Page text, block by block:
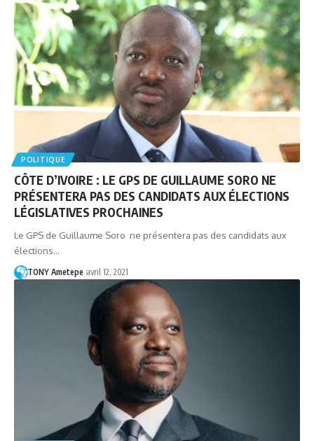
POLITIQUE
CÔTE D’IVOIRE : LE GPS DE GUILLAUME SORO NE
PRÉSENTERA PAS DES CANDIDATS AUX ÉLECTIONS
LÉGISLATIVES PROCHAINES
Le GPS de Guillaume Soro ne présentera pas des candidats aux
élections…
TONY Ametepe avril 12, 2021